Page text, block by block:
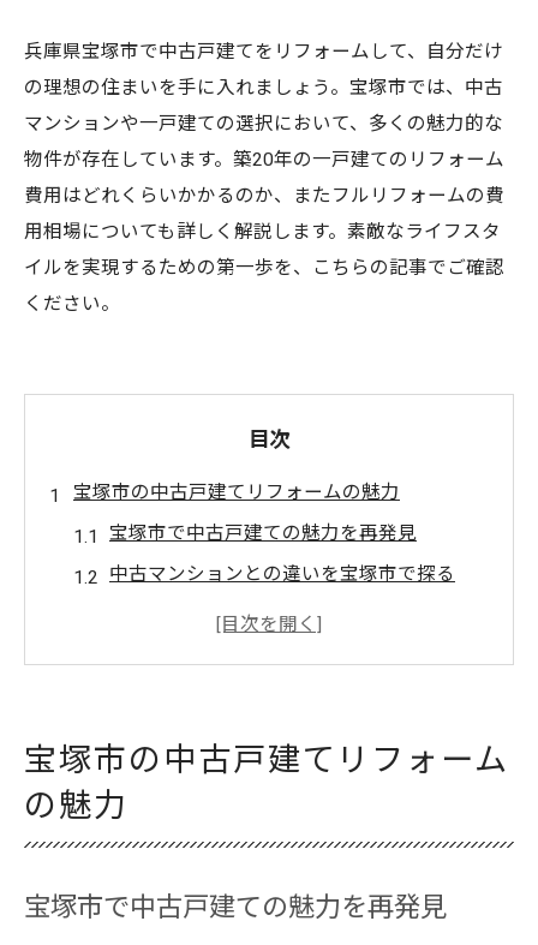
兵庫県宝塚市で中古戸建てをリフォームして、自分だけ
の理想の住まいを手に入れましょう。宝塚市では、中古
マンションや一戸建ての選択において、多くの魅力的な
物件が存在しています。築20年の一戸建てのリフォーム
費用はどれくらいかかるのか、またフルリフォームの費
用相場についても詳しく解説します。素敵なライフスタ
イルを実現するための第一歩を、こちらの記事でご確認
ください。
目次
宝塚市の中古戸建てリフォームの魅力
宝塚市で中古戸建ての魅力を再発見
中古マンションとの違いを宝塚市で探る
宝塚市で理想の住まいにリフォーム
中古戸建てを自分好みにリフォーム
宝塚市での個性派リフォームの実例
理由
宝塚市の中古戸建てリフォーム
の魅力
宝塚市で中古戸建ての魅力を再発見